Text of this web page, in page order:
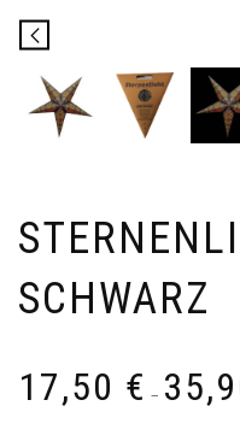
SCHWARZ
17,50 € –